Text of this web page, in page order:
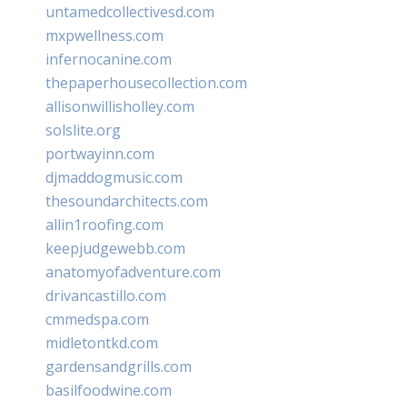
untamedcollectivesd.com
mxpwellness.com
infernocanine.com
thepaperhousecollection.com
allisonwillisholley.com
solslite.org
portwayinn.com
djmaddogmusic.com
thesoundarchitects.com
allin1roofing.com
keepjudgewebb.com
anatomyofadventure.com
drivancastillo.com
cmmedspa.com
midletontkd.com
gardensandgrills.com
basilfoodwine.com